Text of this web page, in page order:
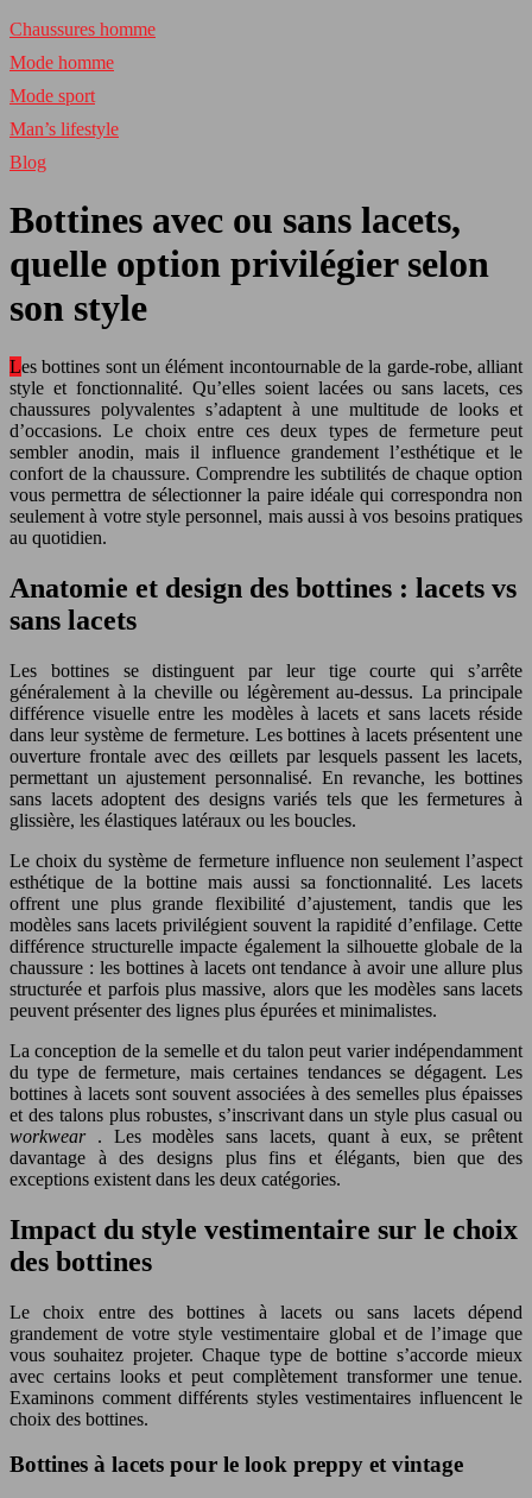
Chaussures homme
Mode homme
Mode sport
Man’s lifestyle
Blog
Bottines avec ou sans lacets,
quelle option privilégier selon
son style
Les bottines sont un élément incontournable de la garde-robe, alliant
style et fonctionnalité. Qu’elles soient lacées ou sans lacets, ces
chaussures polyvalentes s’adaptent à une multitude de looks et
d’occasions. Le choix entre ces deux types de fermeture peut
sembler anodin, mais il influence grandement l’esthétique et le
confort de la chaussure. Comprendre les subtilités de chaque option
vous permettra de sélectionner la paire idéale qui correspondra non
seulement à votre style personnel, mais aussi à vos besoins pratiques
au quotidien.
Anatomie et design des bottines : lacets vs
sans lacets
Les bottines se distinguent par leur tige courte qui s’arrête
généralement à la cheville ou légèrement au-dessus. La principale
différence visuelle entre les modèles à lacets et sans lacets réside
dans leur système de fermeture. Les bottines à lacets présentent une
ouverture frontale avec des œillets par lesquels passent les lacets,
permettant un ajustement personnalisé. En revanche, les bottines
sans lacets adoptent des designs variés tels que les fermetures à
glissière, les élastiques latéraux ou les boucles.
Le choix du système de fermeture influence non seulement l’aspect
esthétique de la bottine mais aussi sa fonctionnalité. Les lacets
offrent une plus grande flexibilité d’ajustement, tandis que les
modèles sans lacets privilégient souvent la rapidité d’enfilage. Cette
différence structurelle impacte également la silhouette globale de la
chaussure : les bottines à lacets ont tendance à avoir une allure plus
structurée et parfois plus massive, alors que les modèles sans lacets
peuvent présenter des lignes plus épurées et minimalistes.
La conception de la semelle et du talon peut varier indépendamment
du type de fermeture, mais certaines tendances se dégagent. Les
bottines à lacets sont souvent associées à des semelles plus épaisses
et des talons plus robustes, s’inscrivant dans un style plus casual ou
workwear . Les modèles sans lacets, quant à eux, se prêtent
davantage à des designs plus fins et élégants, bien que des
exceptions existent dans les deux catégories.
Impact du style vestimentaire sur le choix
des bottines
Le choix entre des bottines à lacets ou sans lacets dépend
grandement de votre style vestimentaire global et de l’image que
vous souhaitez projeter. Chaque type de bottine s’accorde mieux
avec certains looks et peut complètement transformer une tenue.
Examinons comment différents styles vestimentaires influencent le
choix des bottines.
Bottines à lacets pour le look preppy et vintage